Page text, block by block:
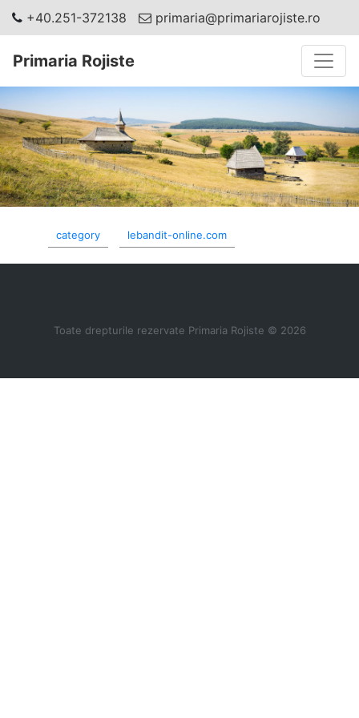
+40.251-372138 primaria@primariarojiste.ro
Primaria Rojiste
category lebandit-online.com
Toate drepturile rezervate Primaria Rojiste © 2026